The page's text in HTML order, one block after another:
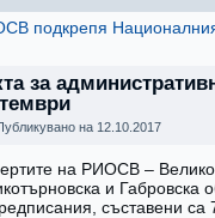
подкрепя Националния
за
на 12.10.2017
на РИОСВ –
и Габровска
съставени са